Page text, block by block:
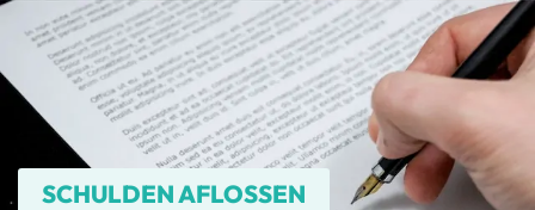
SCHULDEN AFLOSSEN